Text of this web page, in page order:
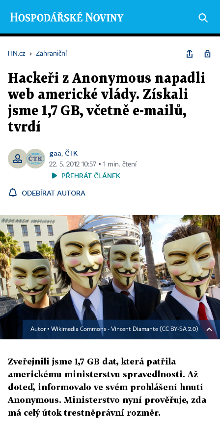
HN.cz › Zahraniční
Hackeři z Anonymous napadli
web americké vlády. Získali
jsme 1,7 GB, včetně e-mailů,
tvrdí
gaa, ČTK
22. 5. 2012 10:57 ▪ 1 min. čtení
PŘEHRÁT ČLÁNEK
ODEBÍRAT AUTORA
Autor ▪ Wikimedia Commons - Vincent Diamante (CC BY-SA 2.0)
Zveřejnili jsme 1,7 GB dat, která patřila
americkému ministerstvu spravedlnosti. Až
doteď, informovalo ve svém prohlášení hnutí
Anonymous. Ministerstvo nyní prověřuje, zda
má celý útok trestněprávní rozměr.